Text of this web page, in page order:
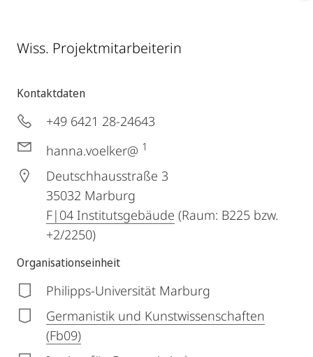
Wiss. Projektmitarbeiterin
Kontaktdaten
+49 6421 28-24643
hanna.voelker@ 1
Deutschhausstraße 3
35032 Marburg
F|04 Institutsgebäude (Raum: B225 bzw.
+2/2250)
Organisationseinheit
Philipps-Universität Marburg
Germanistik und Kunstwissenschaften
(Fb09)